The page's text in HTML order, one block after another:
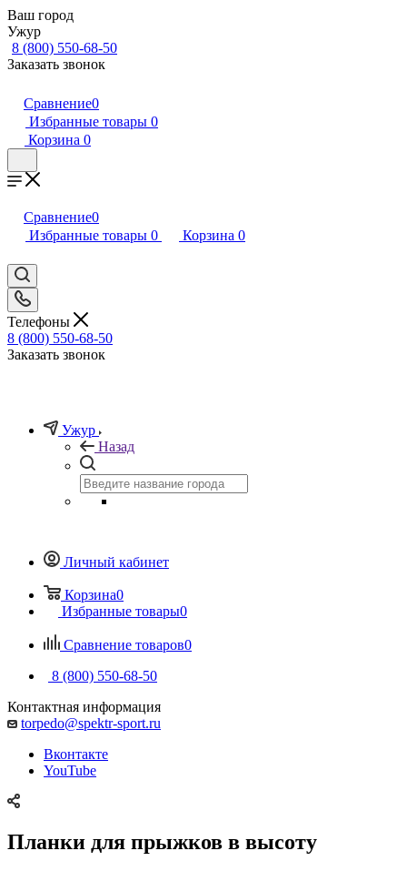
Ваш город
Ужур
8 (800) 550-68-50
Заказать звонок
Сравнение0
Избранные товары 0
Корзина 0
Сравнение0
Избранные товары 0 Корзина 0
Телефоны
8 (800) 550-68-50
Заказать звонок
Ужур
Назад
Личный кабинет
Корзина0
Избранные товары0
Сравнение товаров0
8 (800) 550-68-50
Контактная информация
torpedo@spektr-sport.ru
Вконтакте
YouTube
Планки для прыжков в высоту